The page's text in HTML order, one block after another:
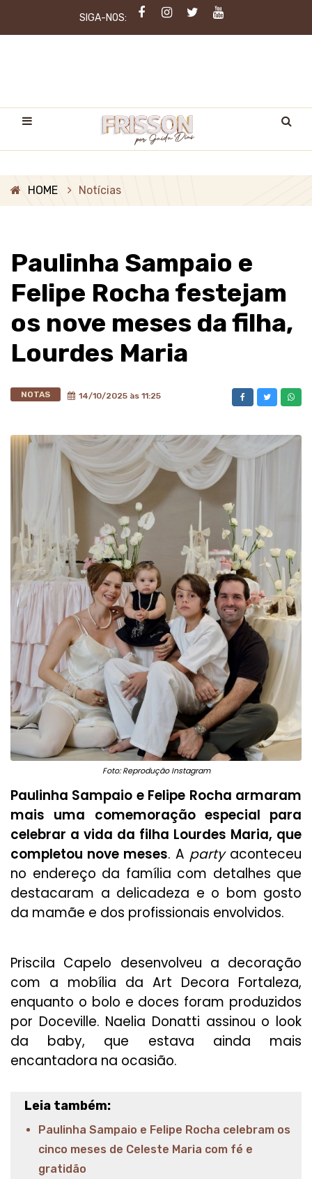
SIGA-NOS:
HOME Notícias
Paulinha Sampaio e
Felipe Rocha festejam
os nove meses da filha,
Lourdes Maria
NOTAS 14/10/2025 às 11:25
Foto: Reprodução Instagram
Paulinha Sampaio e Felipe Rocha armaram
mais uma comemoração especial para
celebrar a vida da filha Lourdes Maria, que
completou nove meses. A party aconteceu
no endereço da família com detalhes que
destacaram a delicadeza e o bom gosto
da mamãe e dos profissionais envolvidos.
Priscila Capelo desenvolveu a decoração
com a mobília da Art Decora Fortaleza,
enquanto o bolo e doces foram produzidos
por Doceville. Naelia Donatti assinou o look
da baby, que estava ainda mais
encantadora na ocasião.
Leia também:
Paulinha Sampaio e Felipe Rocha celebram os
cinco meses de Celeste Maria com fé e
gratidão